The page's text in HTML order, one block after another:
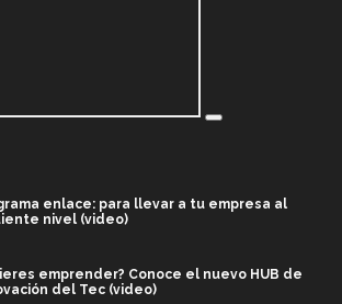
enlace: para llevar a tu empresa al
nivel (video)
emprender? Conoce el nuevo HUB de
del Tec (video)